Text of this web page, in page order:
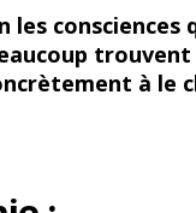
les
à le